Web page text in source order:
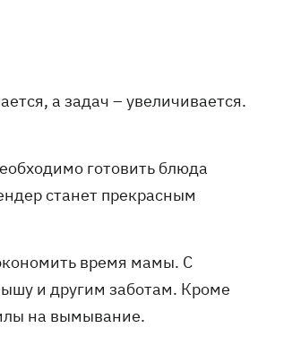
а задач – увеличивается.
готовить блюда
станет прекрасным
время мамы. С
и другим заботам. Кроме
на вымывание.